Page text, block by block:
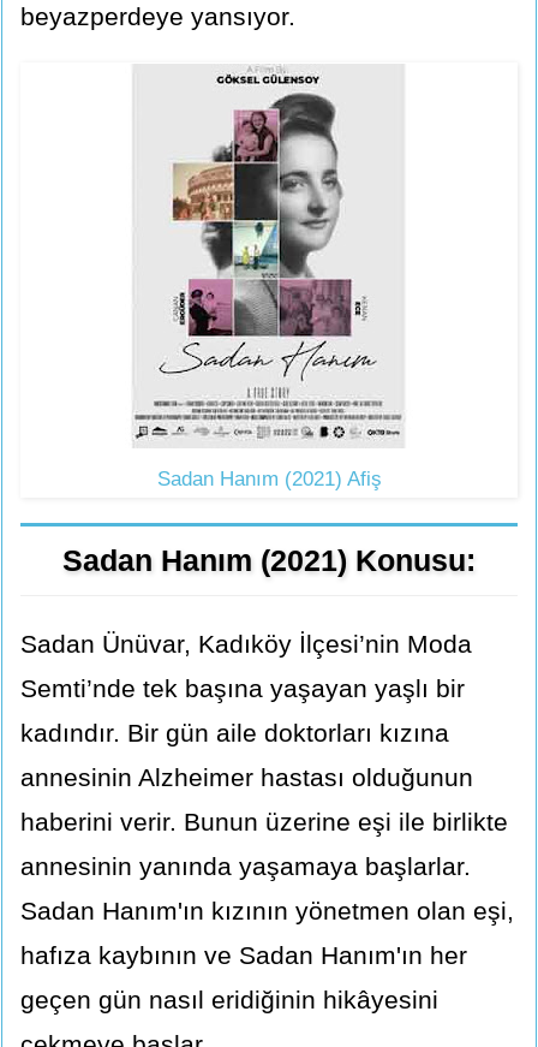
beyazperdeye yansıyor.
Sadan Hanım (2021) Afiş
Sadan Hanım (2021) Konusu:
Sadan Ünüvar, Kadıköy İlçesi’nin Moda
Semti’nde tek başına yaşayan yaşlı bir
kadındır. Bir gün aile doktorları kızına
annesinin Alzheimer hastası olduğunun
haberini verir. Bunun üzerine eşi ile birlikte
annesinin yanında yaşamaya başlarlar.
Sadan Hanım'ın kızının yönetmen olan eşi,
hafıza kaybının ve Sadan Hanım'ın her
geçen gün nasıl eridiğinin hikâyesini